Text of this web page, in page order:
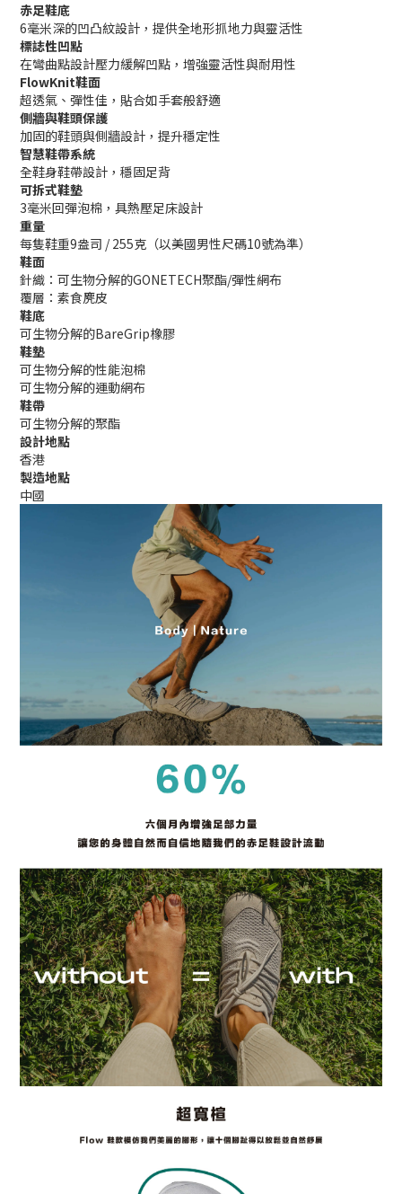
赤足鞋底
6毫米深的凹凸紋設計，提供全地形抓地力與靈活性
標誌性凹點
在彎曲點設計壓力緩解凹點，增強靈活性與耐用性
FlowKnit鞋面
超透氣、彈性佳，貼合如手套般舒適
側牆與鞋頭保護
加固的鞋頭與側牆設計，提升穩定性
智慧鞋帶系統
全鞋身鞋帶設計，穩固足背
可拆式鞋墊
3毫米回彈泡棉，具熱壓足床設計
重量
每隻鞋重9盎司 / 255克（以美國男性尺碼10號為準）
鞋面
針織：可生物分解的GONETECH聚酯/彈性網布
覆層：素食麂皮
鞋底
可生物分解的BareGrip橡膠
鞋墊
可生物分解的性能泡棉
可生物分解的運動網布
鞋帶
可生物分解的聚酯
設計地點
香港
製造地點
中國